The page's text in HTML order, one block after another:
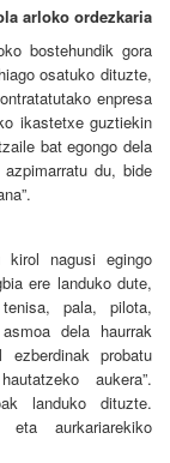
arloko ordezkaria
bostehundik gora
osatuko dituzte,
enpresa
ikastetxe guztiekin
bat egongo dela
du, bide
nagusi egingo
ere landuko dute,
pala, pilota,
dela haurrak
ezberdinak probatu
aukera”.
landuko dituzte.
eta aurkariarekiko